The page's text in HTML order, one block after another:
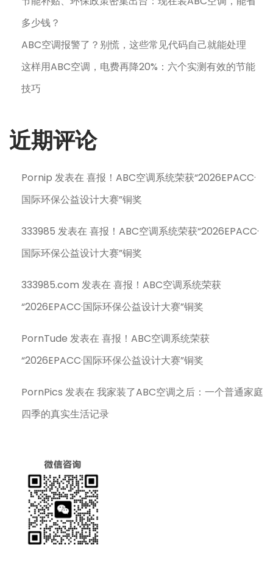
多少钱？
ABC空调报警了？别慌，这些常见代码自己就能处理
这样用ABC空调，电费再降20%：六个实测有效的节能
技巧
近期评论
Pornip 发表在喜报！ABC空调系统荣获“2026EPACC·
国际环保公益设计大赛”铜奖
333985 发表在喜报！ABC空调系统荣获“2026EPACC·
国际环保公益设计大赛”铜奖
333985.com 发表在喜报！ABC空调系统荣获
“2026EPACC·国际环保公益设计大赛”铜奖
PornTude 发表在喜报！ABC空调系统荣获
“2026EPACC·国际环保公益设计大赛”铜奖
PornPics 发表在我家装了ABC空调之后：一个普通家庭
四季的真实生活记录